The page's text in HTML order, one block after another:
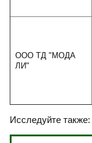
ООО ТД "МОДА
ЛИ"
Исследуйте также: